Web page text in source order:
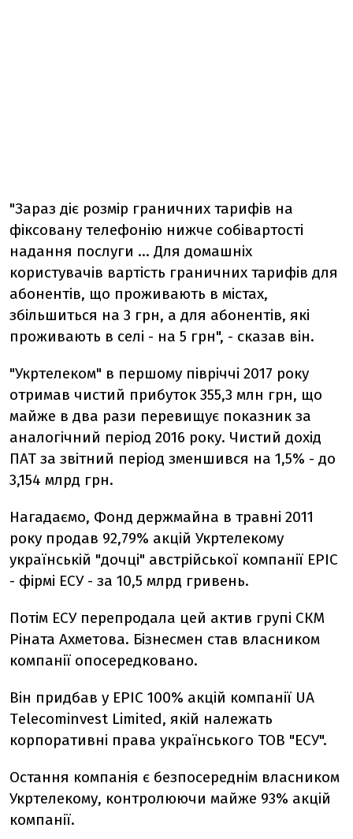
"Зараз діє розмір граничних тарифів на
фіксовану телефонію нижче собівартості
надання послуги ... Для домашніх
користувачів вартість граничних тарифів для
абонентів, що проживають в містах,
збільшиться на 3 грн, а для абонентів, які
проживають в селі - на 5 грн", - сказав він.
"Укртелеком" в першому півріччі 2017 року
отримав чистий прибуток 355,3 млн грн, що
майже в два рази перевищує показник за
аналогічний період 2016 року. Чистий дохід
ПАТ за звітний період зменшився на 1,5% - до
3,154 млрд грн.
Нагадаємо, Фонд держмайна в травні 2011
року продав 92,79% акцій Укртелекому
українській "дочці" австрійської компанії EPIC
- фірмі ЕСУ - за 10,5 млрд гривень.
Потім ЕСУ перепродала цей актив групі СКМ
Ріната Ахметова. Бізнесмен став власником
компанії опосередковано.
Він придбав у EPIC 100% акцій компанії UА
Тelecominvest Limited, якій належать
корпоративні права українського ТОВ "ЕСУ".
Остання компанія є безпосереднім власником
Укртелекому, контролюючи майже 93% акцій
компанії.